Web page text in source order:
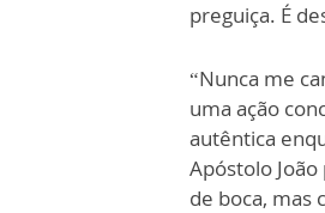
preguiça. É
“Nunca me
uma ação
autêntica
Apóstolo
de boca, mas